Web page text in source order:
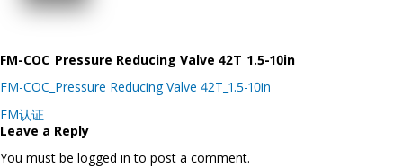
content
FM-COC_Pressure Reducing Valve 42T_1.5-10in
FM-COC_Pressure Reducing Valve 42T_1.5-10in
Post
navigation
FM认证
Leave a Reply
You must be logged in to post a comment.